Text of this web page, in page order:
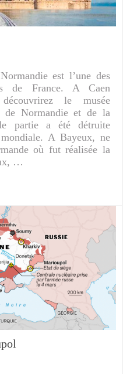
est l’une des
de France. A Caen
le musée
de Normandie et de la
partie a été détruite
A Bayeux, ne
où fut réalisée la
…